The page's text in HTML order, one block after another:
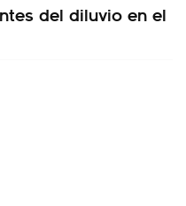
del diluvio en el